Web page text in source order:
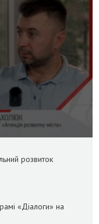
розвиток
«Діалоги» на